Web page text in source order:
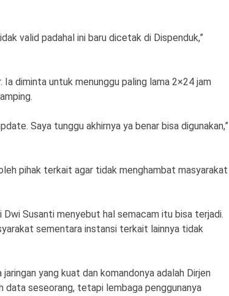
valid padahal ini baru dicetak di Dispenduk,”
diminta untuk menunggu paling lama 2×24 jam
Saya tunggu akhirnya ya benar bisa digunakan,”
pihak terkait agar tidak menghambat masyarakat
Susanti menyebut hal semacam itu bisa terjadi.
sementara instansi terkait lainnya tidak
yang kuat dan komandonya adalah Dirjen
seseorang, tetapi lembaga penggunanya